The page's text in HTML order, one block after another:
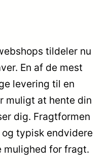
tildeler nu
En af de mest
levering til en
muligt at hente din
dig. Fragtformen
typisk endvidere
mulighed for fragt.